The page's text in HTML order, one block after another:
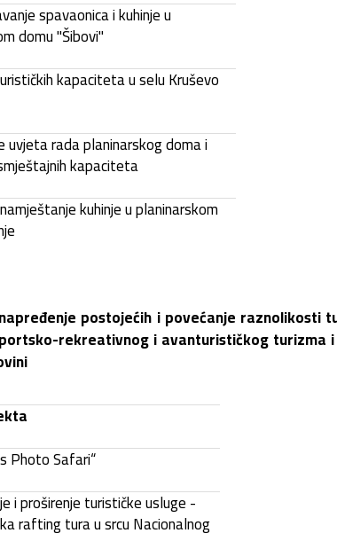
spavaonica i kuhinje u
domu "Šibovi"
kapaciteta u selu Kruševo
uvjeta rada planinarskog doma i
kapaciteta
kuhinje u planinarskom
postojećih i povećanje raznolikosti
rekreativnog i avanturističkog turizma i
Photo Safari“
i proširenje turističke usluge -
rafting tura u srcu Nacionalnog